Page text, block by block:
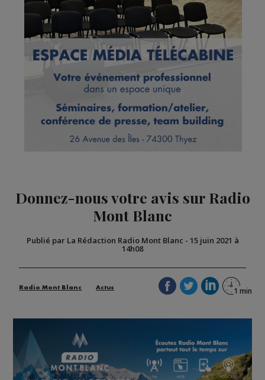
Donnez-nous votre avis sur Radio
Mont Blanc
Publié par La Rédaction Radio Mont Blanc - 15 juin 2021 à
14h08
Radio Mont Blanc Actus